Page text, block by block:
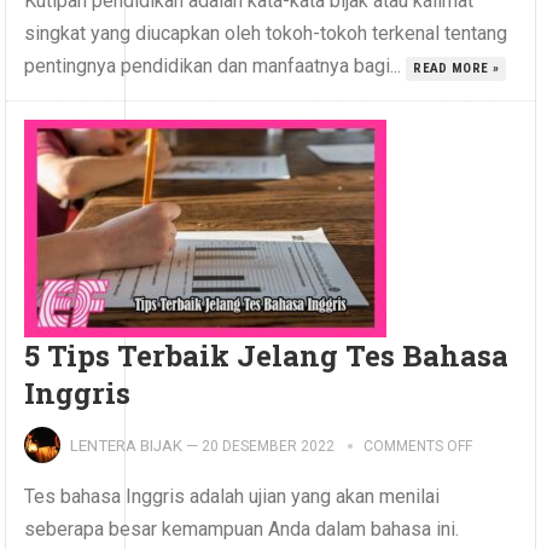
singkat yang diucapkan oleh tokoh-tokoh terkenal tentang
pentingnya pendidikan dan manfaatnya bagi...
READ MORE »
5 Tips Terbaik Jelang Tes Bahasa
Inggris
LENTERA BIJAK — 20 DESEMBER 2022 COMMENTS OFF
Tes bahasa Inggris adalah ujian yang akan menilai
seberapa besar kemampuan Anda dalam bahasa ini.